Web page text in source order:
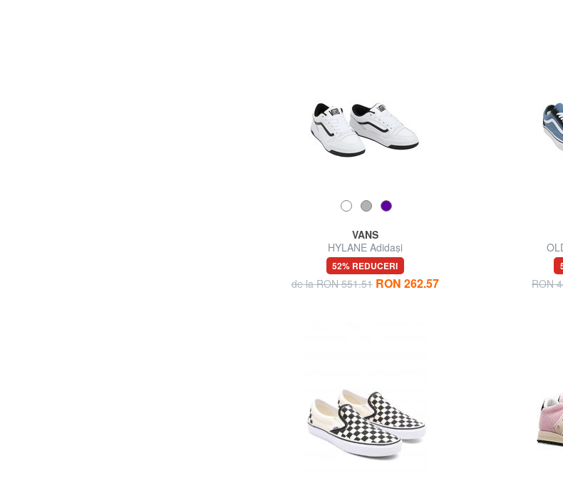
VANS
HYLANE Adidași
52% REDUCERI
de la RON 551.51 RON 262.57 RON